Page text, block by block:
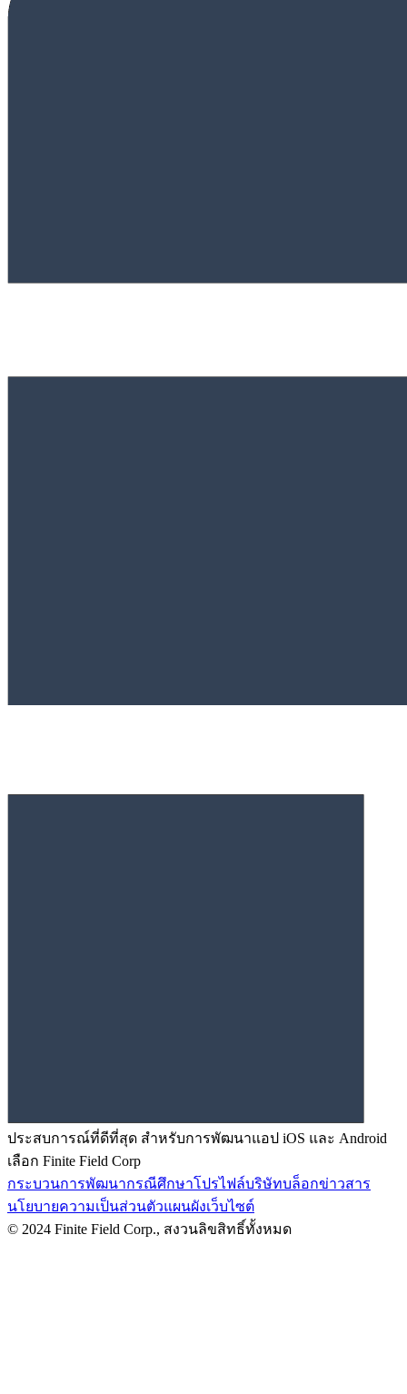
ประสบการณ์ที่ดีที่สุด สำหรับการพัฒนาแอป iOS และ Android
เลือก Finite Field Corp
กระบวนการพัฒนากรณีศึกษาโปรไฟล์บริษัทบล็อกข่าวสาร
นโยบายความเป็นส่วนตัวแผนผังเว็บไซต์
© 2024 Finite Field Corp., สงวนลิขสิทธิ์ทั้งหมด